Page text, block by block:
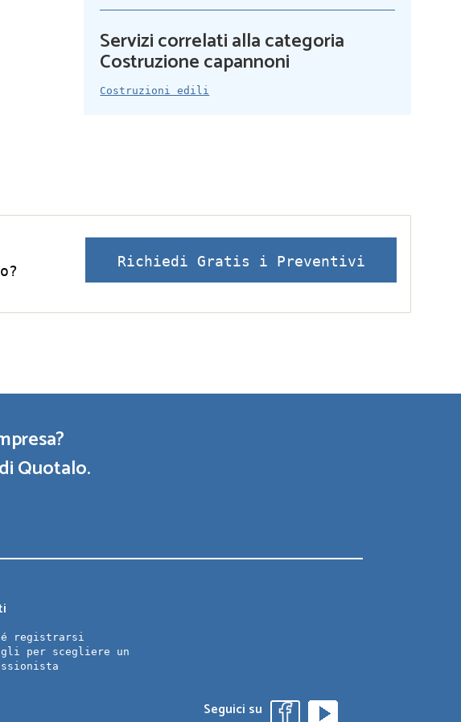
Servizi correlati alla categoria
Costruzione capannoni
Costruzioni edili
Richiedi Gratis i Preventivi
Quotalo.
registrarsi
per scegliere un
Seguici su